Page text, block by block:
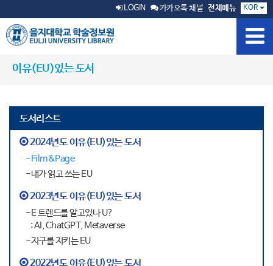
LOGIN 카카오톡 채널 전체메뉴 KOR
이유(EU)있는 도서
도서리스트
2024년도 이유(EU)있는 도서
-Film&Page
-내가 읽고 쓰는 EU
2023년도 이유(EU)있는 도서
-E 트렌드를 알고있나 U?
: AI, ChatGPT, Metaverse
-지구를 지키는 EU
2022년도 이유(EU)있는 도서